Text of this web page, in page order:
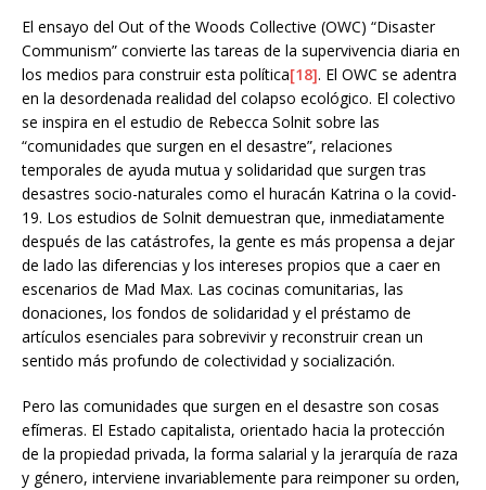
El ensayo del Out of the Woods Collective (OWC) “Disaster
Communism” convierte las tareas de la supervivencia diaria en
los medios para construir esta política[18]. El OWC se adentra
en la desordenada realidad del colapso ecológico. El colectivo
se inspira en el estudio de Rebecca Solnit sobre las
“comunidades que surgen en el desastre”, relaciones
temporales de ayuda mutua y solidaridad que surgen tras
desastres socio-naturales como el huracán Katrina o la covid-
19. Los estudios de Solnit demuestran que, inmediatamente
después de las catástrofes, la gente es más propensa a dejar
de lado las diferencias y los intereses propios que a caer en
escenarios de Mad Max. Las cocinas comunitarias, las
donaciones, los fondos de solidaridad y el préstamo de
artículos esenciales para sobrevivir y reconstruir crean un
sentido más profundo de colectividad y socialización.
Pero las comunidades que surgen en el desastre son cosas
efímeras. El Estado capitalista, orientado hacia la protección
de la propiedad privada, la forma salarial y la jerarquía de raza
y género, interviene invariablemente para reimponer su orden,